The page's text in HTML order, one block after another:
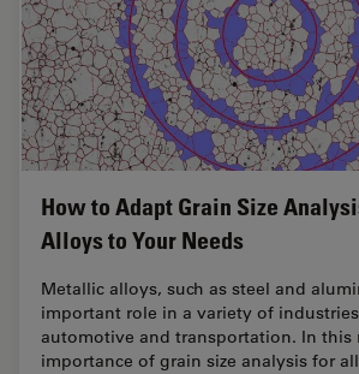
How to Adapt Grain Size
Alloys to Your Needs
Metallic alloys, such as steel and
important role in a variety of
automotive and transportation. In this
importance of grain size analysis for